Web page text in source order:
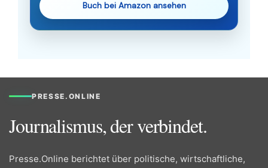
Buch bei Amazon ansehen
PRESSE.ONLINE
Journalismus, der verbindet.
Presse.Online berichtet über politische, wirtschaftliche,